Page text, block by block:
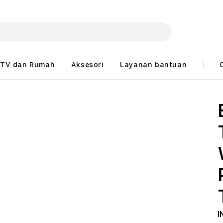
TV dan Rumah Aksesori Layanan bantuan